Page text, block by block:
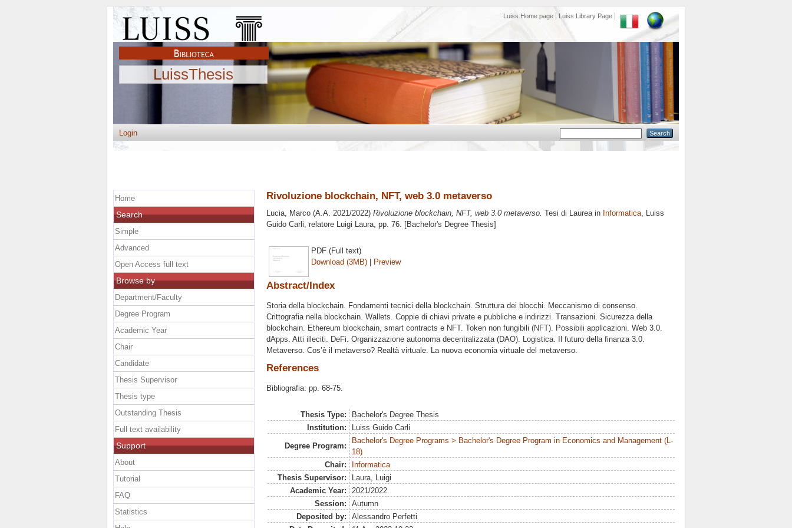
Luiss Home page Luiss Library Page
LuissThesis
Login
Rivoluzione blockchain, NFT, web 3.0 metaverso
Lucia, Marco (A.A. 2021/2022) Rivoluzione blockchain, NFT, web 3.0 metaverso. Tesi di Laurea in Informatica, Luiss
Guido Carli, relatore Luigi Laura, pp. 76. [Bachelor's Degree Thesis]
PDF (Full text)
Download (3MB) | Preview
Abstract/Index
Storia della blockchain. Fondamenti tecnici della blockchain. Struttura dei blocchi. Meccanismo di consenso.
Crittografia nella blockchain. Wallets. Coppie di chiavi private e pubbliche e indirizzi. Transazioni. Sicurezza della
blockchain. Ethereum blockchain, smart contracts e NFT. Token non fungibili (NFT). Possibili applicazioni. Web 3.0.
dApps. Atti illeciti. DeFi. Organizzazione autonoma decentralizzata (DAO). Logistica. Il futuro della finanza 3.0.
Metaverso. Cos’è il metaverso? Realtà virtuale. La nuova economia virtuale del metaverso.
References
Bibliografia: pp. 68-75.
Thesis Type:
Bachelor's Degree Thesis
Institution:
Luiss Guido Carli
Degree Program:
Bachelor's Degree Programs > Bachelor's Degree Program in Economics and Management (L-
18)
Chair:
Informatica
Thesis Supervisor:
Laura, Luigi
Academic Year:
2021/2022
Session:
Autumn
Deposited by:
Alessandro Perfetti
Home
Search
Simple
Advanced
Open Access full text
Browse by
Department/Faculty
Degree Program
Academic Year
Chair
Candidate
Thesis Supervisor
Thesis type
Outstanding Thesis
Full text availability
Support
About
Tutorial
FAQ
Statistics